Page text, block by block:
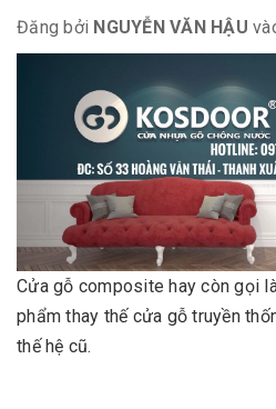
Đăng bởi NGUYỄN VĂN HẬU
Cửa gỗ composite hay còn gọi
phẩm thay thế cửa gỗ truyền
thế hệ cũ.